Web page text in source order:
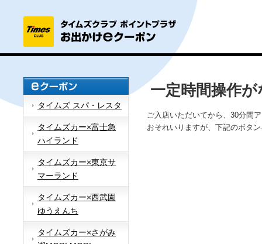
タイムズ スパ・レスタ
タイムズカー×富士急
ハイランド
タイムズカー×東京サ
マーランド
タイムズカー×西武園
ゆうえんち
タイムズカー×さがみ
一定時間操作
ご入店いただいてから、30分間
おそれいりますが、下記のボタ